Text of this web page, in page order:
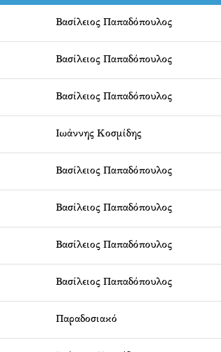
Βασίλειος Παπαδόπουλος
Βασίλειος Παπαδόπουλος
Βασίλειος Παπαδόπουλος
Ιωάννης Κοσμίδης
Βασίλειος Παπαδόπουλος
Βασίλειος Παπαδόπουλος
Βασίλειος Παπαδόπουλος
Βασίλειος Παπαδόπουλος
Παραδοσιακό